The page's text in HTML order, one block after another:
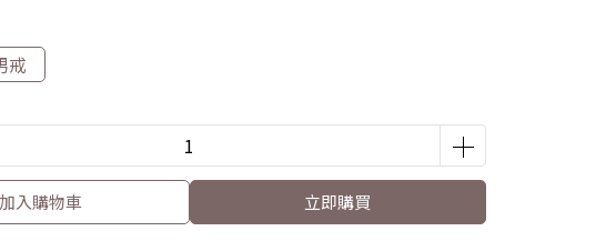
戒
加入購物車 立即購買